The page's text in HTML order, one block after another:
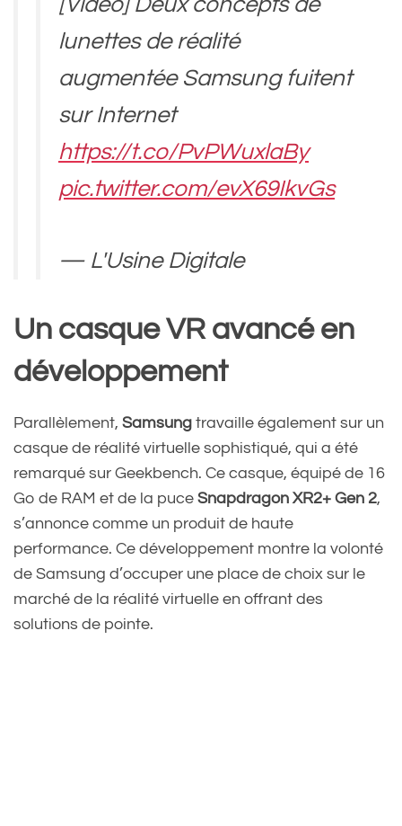
lunettes de réalité
augmentée Samsung fuitent
sur Internet
https://t.co/PvPWuxlaBy
pic.twitter.com/evX69IkvGs
— L'Usine Digitale
23, 2021
Un casque VR avancé en
développement
Parallèlement, Samsung travaille également sur un
casque de réalité virtuelle sophistiqué, qui a été
remarqué sur Geekbench. Ce casque, équipé de 16
Go de RAM et de la puce Snapdragon XR2+ Gen 2,
s’annonce comme un produit de haute
performance. Ce développement montre la volonté
de Samsung d’occuper une place de choix sur le
marché de la réalité virtuelle en offrant des
solutions de pointe.